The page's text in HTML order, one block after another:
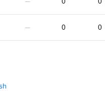
—
— 0 0
0 0